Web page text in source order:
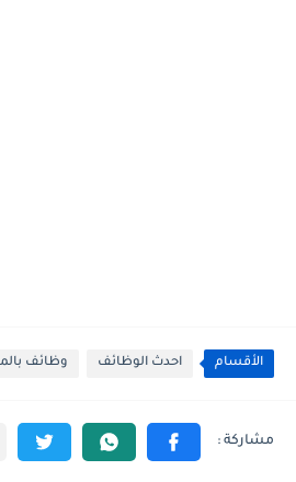
الأقسام احدث الوظائف وظائف